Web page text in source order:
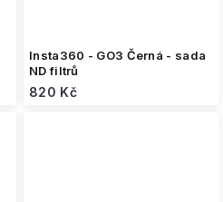
Insta360 - GO3 Černá - sada
ND filtrů
820 Kč